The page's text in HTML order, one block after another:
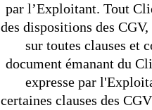
par l’Exploitant. Tout
des dispositions des
sur toutes clauses et
document émanant du
expresse par
certaines clauses des